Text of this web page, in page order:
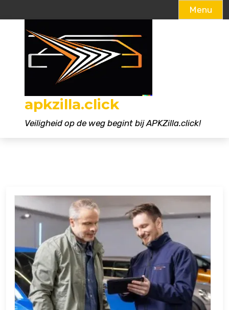
Menu
apkzilla.click
Veiligheid op de weg begint bij APKZilla.click!